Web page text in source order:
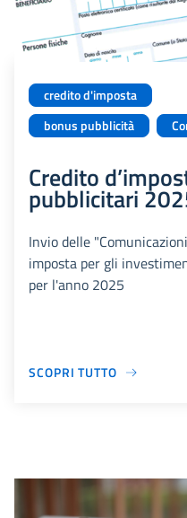
credito d'imposta
bonus pubblicità
Credito
pubblicitari
Invio delle
imposta per gli
per l'anno 2025
SCOPRI TUTTO